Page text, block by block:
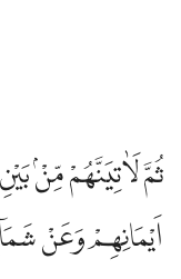
ثُمَّ لَاٰتِيَنَّهُمْ مِّنْۢ
اَيْمَانِهِمْ وَعَنْ